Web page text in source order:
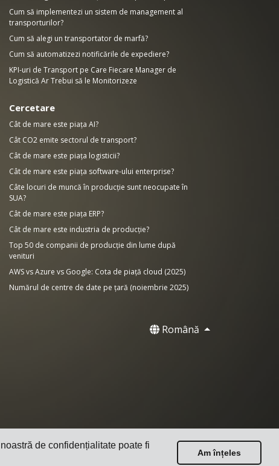
de confidențialitate poate fi
Am înțeles
Cum să implementezi un sistem de management al
transporturilor?
Cum să alegi un transportator de marfă?
Cum să automatizezi notificările de expediere?
KPI-uri de Transport pe Care Fiecare Manager de
Logistică Ar Trebui să le Monitorizeze
Cercetare
Cât de mare este piața AI?
Cât CO2 emite sectorul de transport?
Cât de mare este piața logisticii?
Cât de mare este piața software-ului enterprise?
Câte locuri de muncă în producție sunt neocupate în
SUA?
Cât de mare este piața ERP?
Cât de mare este industria de producție?
Top 50 de companii de producție din lume după
venituri
AWS vs Azure vs Google: Cota de piață cloud (2025)
Numărul de centre de date pe țară (noiembrie 2025)
Română